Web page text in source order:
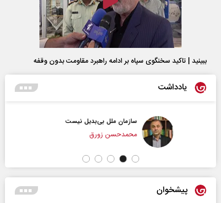
ببینید | تاکید سخنگوی سپاه بر ادامه راهبرد مقاومت بدون وقفه
یادداشت
سازمان ملل بی‌بدیل نیست
محمدحسن زورق
پیشخوان